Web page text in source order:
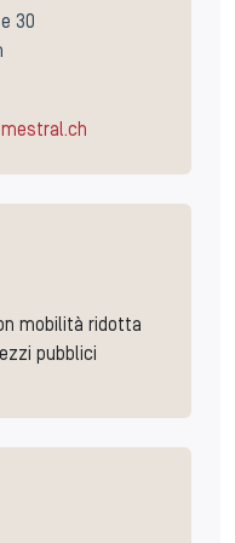
30
mobilità ridotta
pubblici